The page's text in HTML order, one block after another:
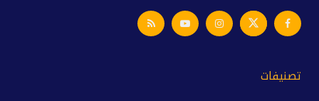
تصنيفات